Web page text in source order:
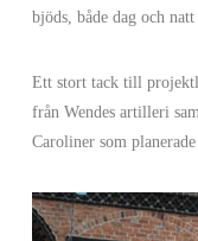
bjöds, både dag och
Ett stort tack till
från Wendes artilleri
Caroliner som planerade